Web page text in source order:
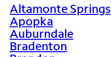
Altamonte Springs
Apopka
Auburndale
Bradenton